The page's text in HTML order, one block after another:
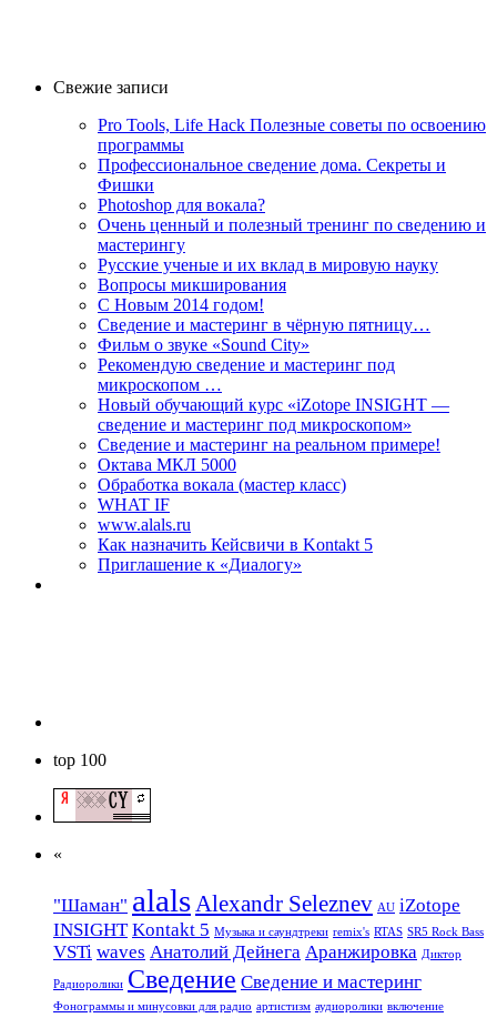
Свежие записи
Pro Tools, Life Hack Полезные советы по освоению
программы
Профессиональное сведение дома. Секреты и
Фишки
Photoshop для вокала?
Очень ценный и полезный тренинг по сведению и
мастерингу
Русские ученые и их вклад в мировую науку
Вопросы микширования
C Новым 2014 годом!
Сведение и мастеринг в чёрную пятницу…
Фильм о звуке «Sоund Сity»
Рекомендую сведение и мастеринг под
микроскопом …
Новый обучающий курс «iZotope INSIGHT —
сведение и мастеринг под микроскопом»
Сведение и мастеринг на реальном примере!
Октава МКЛ 5000
Обработка вокала (мастер класс)
WHAT IF
www.alals.ru
Как назначить Кейсвичи в Kontakt 5
Приглашение к «Диалогу»
top 100
«
"Шаман" alalsAlexandr Seleznev AU iZotope
INSIGHT Kontakt 5 Mузыкa и саундтреки remix's RTAS SR5 Rock Bass
VSTi waves Анатолий Дейнега Аранжировка Диктор
Радиоролики Сведение Сведение и мастеринг
Фонограммы и минусовки для радио артистизм аудиоролики включение